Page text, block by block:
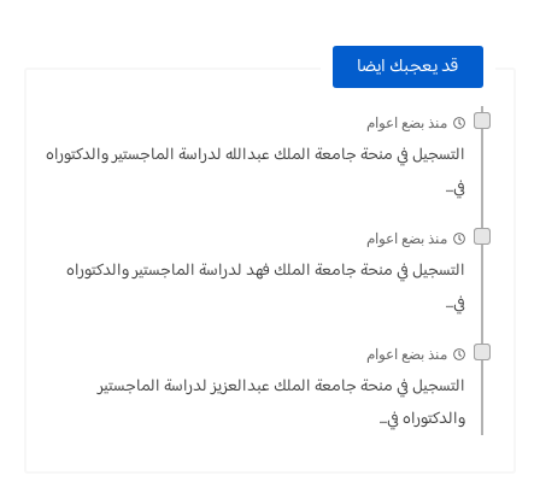
قد يعجبك ايضا
منذ بضع اعوام
التسجيل في منحة جامعة الملك عبدالله لدراسة الماجستير والدكتوراه
في...
منذ بضع اعوام
التسجيل في منحة جامعة الملك فهد لدراسة الماجستير والدكتوراه
في...
منذ بضع اعوام
التسجيل في منحة جامعة الملك عبدالعزيز لدراسة الماجستير
والدكتوراه في...